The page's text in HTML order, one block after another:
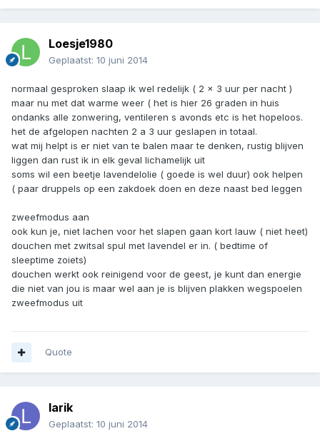
Loesje1980
Geplaatst: 10 juni 2014
normaal gesproken slaap ik wel redelijk ( 2 x 3 uur per nacht )
maar nu met dat warme weer ( het is hier 26 graden in huis
ondanks alle zonwering, ventileren s avonds etc is het hopeloos.
het de afgelopen nachten 2 a 3 uur geslapen in totaal.
wat mij helpt is er niet van te balen maar te denken, rustig blijven
liggen dan rust ik in elk geval lichamelijk uit
soms wil een beetje lavendelolie ( goede is wel duur) ook helpen
( paar druppels op een zakdoek doen en deze naast bed leggen
zweefmodus aan
ook kun je, niet lachen voor het slapen gaan kort lauw ( niet heet)
douchen met zwitsal spul met lavendel er in. ( bedtime of
sleeptime zoiets)
douchen werkt ook reinigend voor de geest, je kunt dan energie
die niet van jou is maar wel aan je is blijven plakken wegspoelen
zweefmodus uit
Quote
larik
Geplaatst: 10 juni 2014